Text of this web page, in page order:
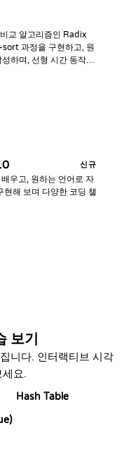
교 알고리즘인 Radix
과정을 구현하고, 원
하며, 선형 시간 동작을
신규
우고, 원하는 언어로 자
현해 보며 다양한 코딩 챌
보기
니다. 인터랙티브 시각
요.
Hash Table